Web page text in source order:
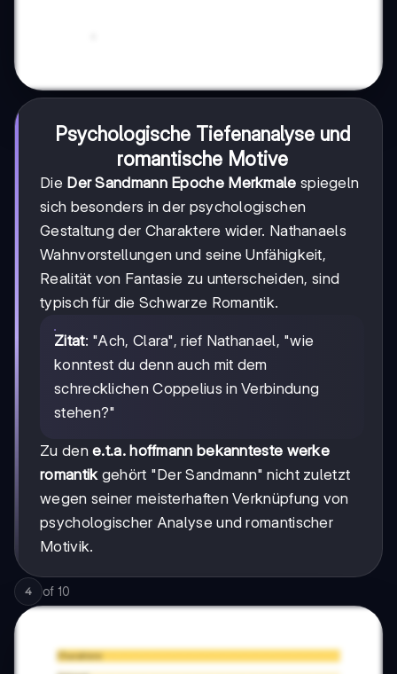
Psychologische Tiefenanalyse und
romantische Motive
Die Der Sandmann Epoche Merkmale spiegeln
sich besonders in der psychologischen
Gestaltung der Charaktere wider. Nathanaels
Wahnvorstellungen und seine Unfähigkeit,
Realität von Fantasie zu unterscheiden, sind
typisch für die Schwarze Romantik.
Zitat: "Ach, Clara", rief Nathanael, "wie
konntest du denn auch mit dem
schrecklichen Coppelius in Verbindung
stehen?"
Zu dene.t.a. hoffmann bekannteste werke
romantik gehört "Der Sandmann" nicht zuletzt
wegen seiner meisterhaften Verknüpfung von
psychologischer Analyse und romantischer
Motivik.
4 of 10